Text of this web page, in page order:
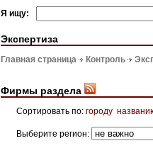
Я ищу:
Экспертиза
Главная страница Контроль
Фирмы раздела
Сортировать по: городу
Выберите регион: